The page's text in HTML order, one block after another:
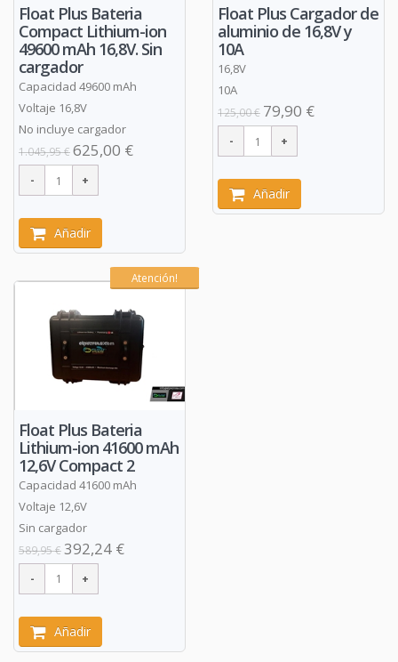
Float Plus Bateria
Compact Lithium-ion
49600 mAh 16,8V. Sin
cargador
Capacidad 49600 mAh
Voltaje 16,8V
No incluye cargador
1.045,95 €625,00 €
Añadir
Float Plus Cargador de
aluminio de 16,8V y
10A
16,8V
10A
125,00 € 79,90 €
Añadir
Atención!
Float Plus Bateria
Lithium-ion 41600 mAh
12,6V Compact 2
Capacidad 41600 mAh
Voltaje 12,6V
Sin cargador
589,95 €392,24 €
Añadir